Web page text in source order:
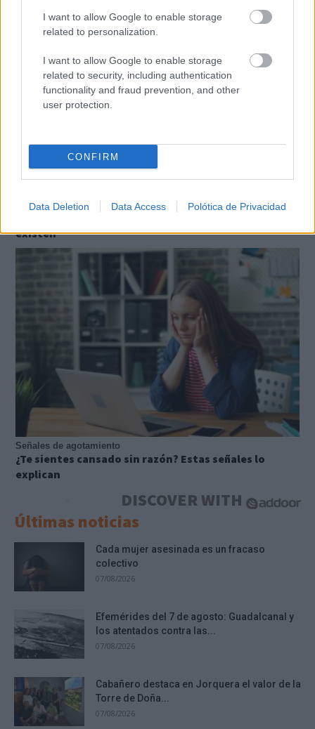
I want to allow Google to enable storage
related to personalization.
I want to allow Google to enable storage
related to security, including authentication
functionality and fraud prevention, and other
user protection.
CONFIRM
Data Deletion Data Access Polótica de Privacidad
El cerebro hace esto
existen
Señales de agotamiento
¿Te sientes cansado sin razón? Estas señales lo
explican
DISCOVER WITH
Últimas noticias
Cada mujer asesinada es un fracaso
colectivo
07/08/2026
Efemérides del 7 de agosto: Guadalcanal y
los atentados contra las...
07/08/2026
Cabañero destaca en Jorquera el valor de la
Torre de Doña...
07/08/2026